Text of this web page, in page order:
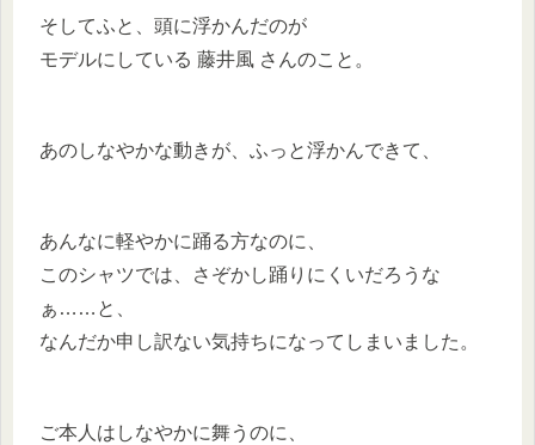
そしてふと、頭に浮かんだのが
モデルにしている 藤井風 さんのこと。
あのしなやかな動きが、ふっと浮かんできて、
あんなに軽やかに踊る方なのに、
このシャツでは、さぞかし踊りにくいだろうな
ぁ……と、
なんだか申し訳ない気持ちになってしまいました。
ご本人はしなやかに舞うのに、